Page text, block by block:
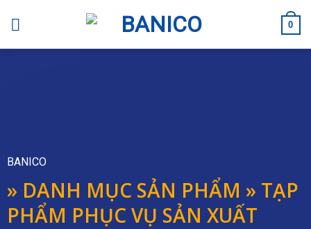
0
BANICO
» DANH MỤC SẢN PHẨM » TẠP
PHẨM PHỤC VỤ SẢN XUẤT